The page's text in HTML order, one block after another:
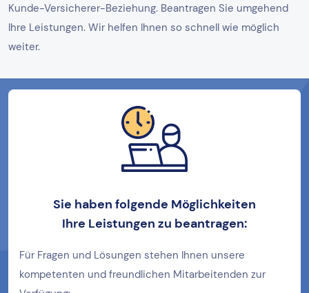
Kunde-Versicherer-Beziehung. Beantragen Sie umgehend
Ihre Leistungen. Wir helfen Ihnen so schnell wie möglich
weiter.
Sie haben folgende Möglichkeiten
Ihre Leistungen zu beantragen:
Für Fragen und Lösungen stehen Ihnen unsere
kompetenten und freundlichen Mitarbeitenden zur